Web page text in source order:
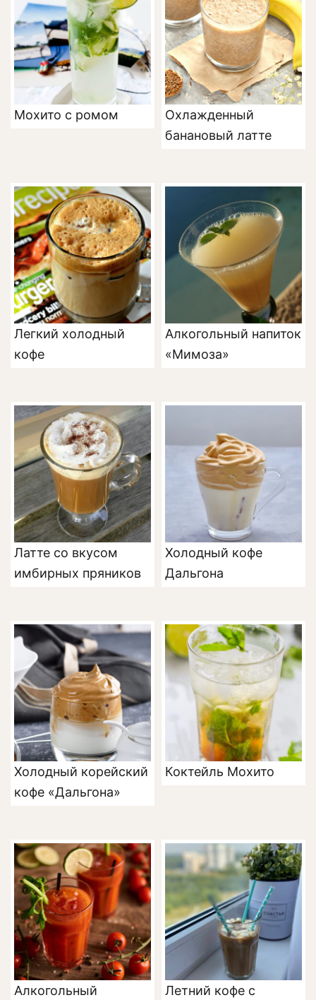
Мохито с ромом
Охлажденный
банановый латте
Легкий холодный
кофе
Алкогольный напиток
«Мимоза»
Латте со вкусом
имбирных пряников
Холодный кофе
Дальгона
Холодный корейский
кофе «Дальгона»
Коктейль Мохито
Алкогольный
Летний кофе с